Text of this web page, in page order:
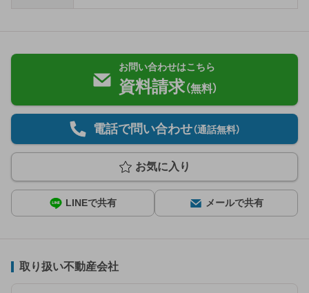
お問い合わせはこちら
資料請求（無料）
電話で問い合わせ（通話無料）
お気に入り
LINEで共有 メールで共有
取り扱い不動産会社